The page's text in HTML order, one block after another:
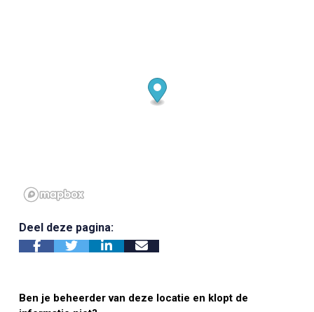
Deel deze pagina:
Ben je beheerder van deze locatie en klopt de